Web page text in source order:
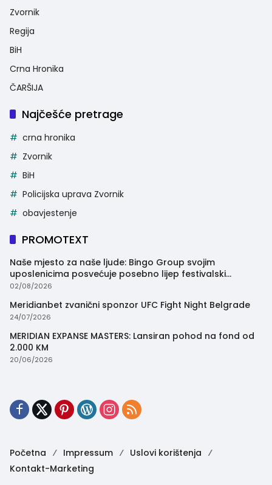
Zvornik
Regija
BiH
Crna Hronika
ČARŠIJA
Najčešće pretrage
crna hronika
Zvornik
BiH
Policijska uprava Zvornik
obavjestenje
PROMOTEXT
Naše mjesto za naše ljude: Bingo Group svojim
uposlenicima posvećuje posebno lijep festivalski
trenutak
02/08/2026
Meridianbet zvanični sponzor UFC Fight Night Belgrade
24/07/2026
MERIDIAN EXPANSE MASTERS: Lansiran pohod na fond od
2.000 KM
20/06/2026
Početna Impressum
Uslovi korištenja
Kontakt-Marketing